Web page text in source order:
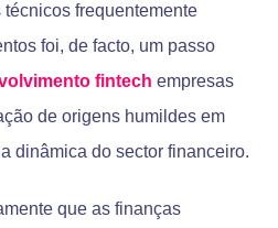
frequentemente
foi, de facto, um passo
fintech empresas
de origens humildes em
dinâmica do sector financeiro.
que as finanças